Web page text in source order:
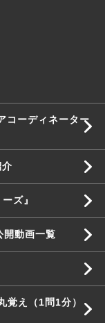
ーディネーター
ズ』
動画一覧
え（1問1分）